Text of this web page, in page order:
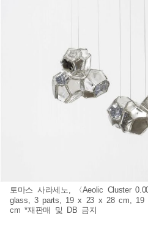
토마스 사라세노, 〈Aeolic Cluster
glass, 3 parts, 19 x 23 x 28 cm,
cm *재판매 및 DB 금지